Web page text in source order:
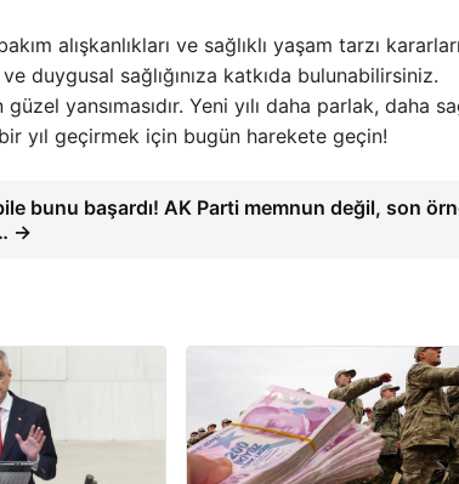
alışkanlıkları ve sağlıklı yaşam tarzı
duygusal sağlığınıza katkıda bulunabilirsiniz.
yansımasıdır. Yeni yılı daha parlak, daha
yıl geçirmek için bugün harekete geçin!
bunu başardı! AK Parti memnun değil, son
→